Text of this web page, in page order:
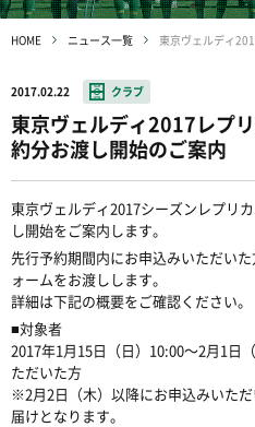
HOME ニュース一覧
2017.02.22 クラブ
東京ヴェルディ2017レプ
約分お渡し開始のご案内
東京ヴェルディ2017シーズンレプリ
し開始をご案内します。
先行予約期間内にお申込みいただい
ォームをお渡しします。
詳細は下記の概要をご確認ください。
■対象者
2017年1月15日（日）10:00〜2月1日
ただいた方
※2月2日（木）以降にお申込みいた
届けとなります。